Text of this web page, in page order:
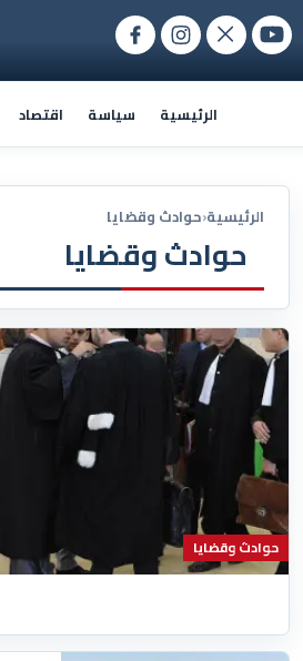
الرئيسية سياسة اقتصاد
الرئيسية‹حوادث وقضايا
حوادث وقضايا
حوادث وقضايا